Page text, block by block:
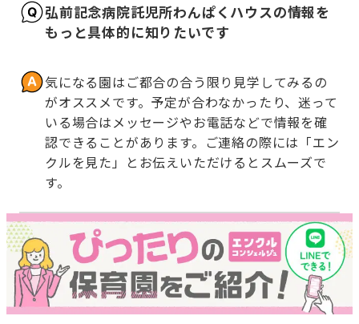
弘前記念病院託児所わんぱくハウスの情報を
もっと具体的に知りたいです
気になる園はご都合の合う限り見学してみるの
がオススメです。予定が合わなかったり、迷って
いる場合はメッセージやお電話などで情報を確
認できることがあります。ご連絡の際には「エン
クルを見た」とお伝えいただけるとスムーズで
す。